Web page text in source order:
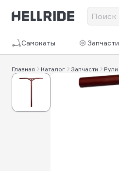
Самокаты Запчасти
Главная Каталог Запчасти Рули